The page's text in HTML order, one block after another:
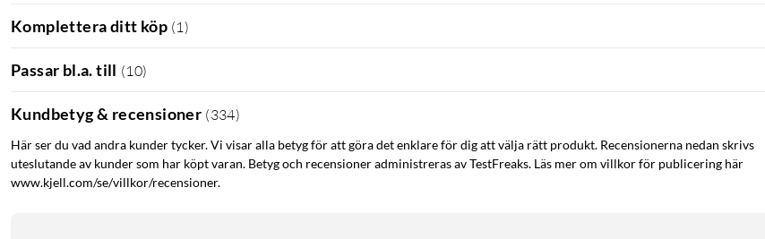
Komplettera ditt köp (1 )
Passar bl.a. till (10)
Kundbetyg & recensioner (334)
Här ser du vad andra kunder tycker. Vi visar alla betyg för att göra det enklare för dig att välja rätt produkt. Recensionerna nedan skrivs
uteslutande av kunder som har köpt varan. Betyg och recensioner administreras av TestFreaks. Läs mer om villkor för publicering här
www.kjell.com/se/villkor/recensioner.